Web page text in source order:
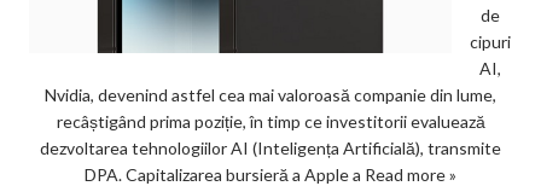
de
cipuri
AI,
Nvidia, devenind astfel cea mai valoroasă companie din lume,
recâștigând prima poziție, în timp ce investitorii evaluează
dezvoltarea tehnologiilor AI (Inteligența Artificială), transmite
DPA. Capitalizarea bursieră a Apple a Read more »